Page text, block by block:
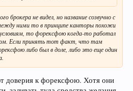
брокера не видел, но название созвучно с
ними то в принципе канторы похожи
то форексфою когда-то работал
Если принять тот факт, что там
либо был в доле, либо это еще один
доверия к форексфою. Хотя они